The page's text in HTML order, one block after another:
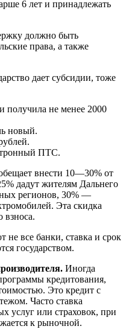
6 лет и принадлежать
должно быть
права, а также
дает субсидии, тоже
получила не менее 2000
новый.
ПТС.
внести 10—30% от
дадут жителям Дальнего
регионов, 30% —
Эта скидка
взноса.
не все банки, ставка и срок
государством.
Иногда
кредитования,
Это кредит с
Часто ставка
услуг или страховок, при
к рыночной.